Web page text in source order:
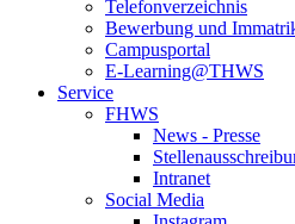
Telefonverzeichnis
Bewerbung und
Campusportal
E-Learning@THWS
Service
FHWS
News - Presse
Intranet
Social Media